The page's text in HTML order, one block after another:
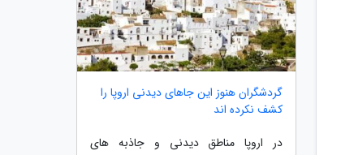
گردشگران هنوز این جاهای دیدنی اروپا را
کشف نکرده اند
در اروپا مناطق دیدنی و جاذبه های